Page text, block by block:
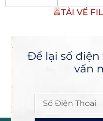
TẢI VỀ
Để lại số
vấn